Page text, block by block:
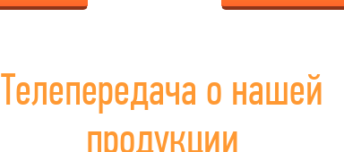
Телепередача о нашей
продукции